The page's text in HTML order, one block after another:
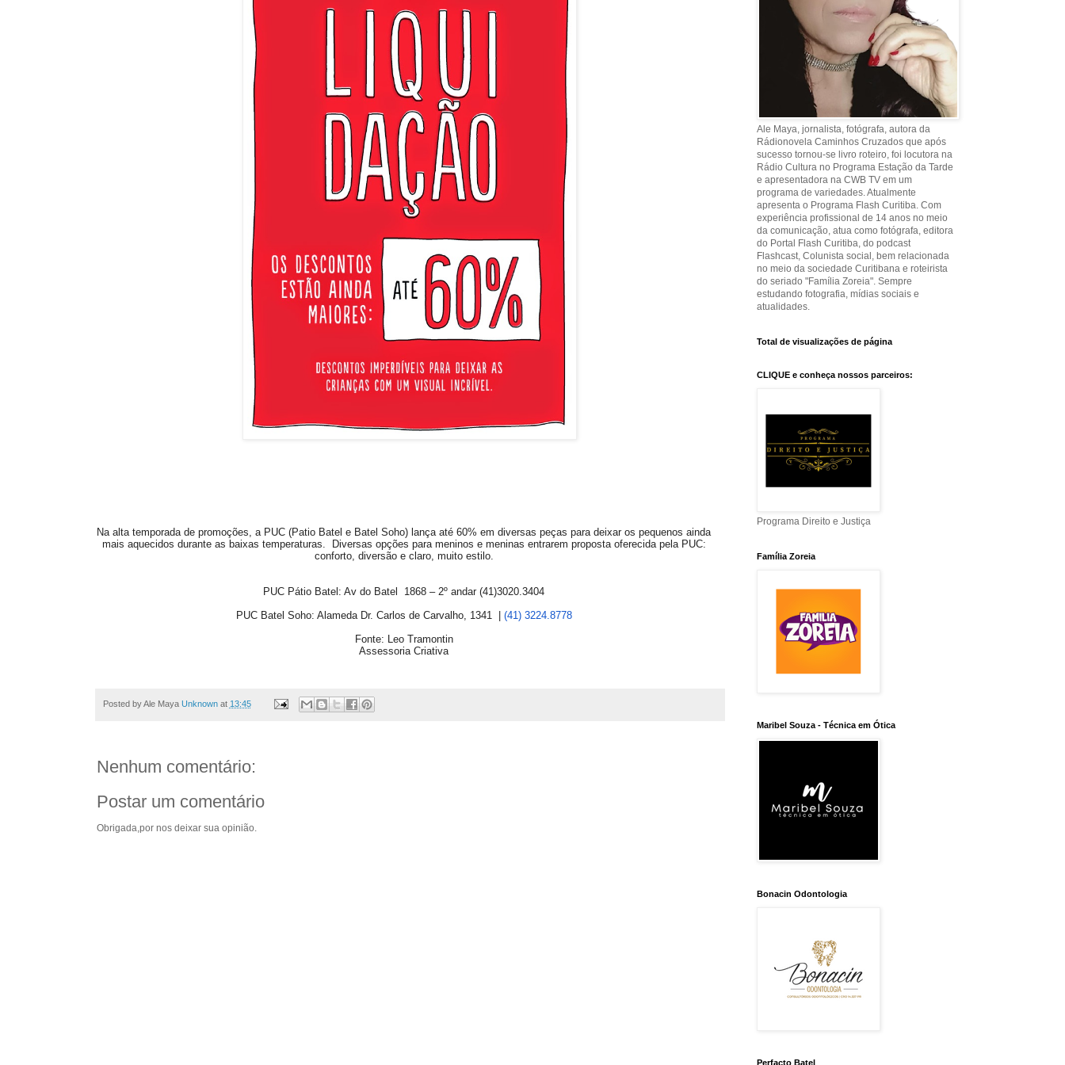
Na alta temporada de promoções, a PUC (Patio Batel e Batel Soho) lança até 60% em diversas peças para deixar os pequenos ainda
mais aquecidos durante as baixas temperaturas. Diversas opções para meninos e meninas entrarem proposta oferecida pela PUC:
conforto, diversão e claro, muito estilo.
PUC Pátio Batel: Av do Batel 1868 – 2º andar (41)3020.3404
PUC Batel Soho: Alameda Dr. Carlos de Carvalho, 1341 | (41) 3224.8778
Fonte: Leo Tramontin
Assessoria Criativa
Posted by Ale Maya Unknown at 13:45
Nenhum comentário:
Postar um comentário
Obrigada,por nos deixar sua opinião.
Ale Maya, jornalista, fotógrafa, autora da
Rádionovela Caminhos Cruzados que após
sucesso tornou-se livro roteiro, foi locutora na
Rádio Cultura no Programa Estação da Tarde
e apresentadora na CWB TV em um
programa de variedades. Atualmente
apresenta o Programa Flash Curitiba. Com
experiência profissional de 14 anos no meio
da comunicação, atua como fotógrafa, editora
do Portal Flash Curitiba, do podcast
Flashcast, Colunista social, bem relacionada
no meio da sociedade Curitibana e roteirista
do seriado "Família Zoreia". Sempre
estudando fotografia, mídias sociais e
atualidades.
Total de visualizações de página
CLIQUE e conheça nossos parceiros:
Programa Direito e Justiça
Família Zoreia
Maribel Souza - Técnica em Ótica
Bonacin Odontologia
Perfacto Batel